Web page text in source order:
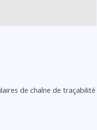
de chaîne de traçabilité